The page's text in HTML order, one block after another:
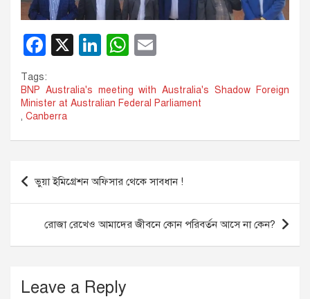
F
a
c
e
b
o
k
X
Li
k
e
dI
W
at
s
A
p
ail
Tags:
BNP Australia's meeting with Australia's Shadow Foreign
Minister at Australian Federal Parliament
, Canberra
Post
navigation
ভুয়া ইমিগ্রেশন অফিসার থেকে সাবধান !
রোজা রেখেও আমাদের জীবনে কোন পরিবর্তন আসে না কেন?
Leave a Reply